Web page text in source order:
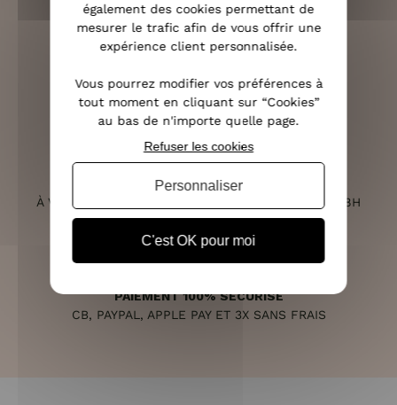
(VOIR LES CONDITIONS)
SERVICE CLIENT
À VOTRE ÉCOUTE DU LUNDI AU SAMEDI DE 10H À 18H
PAIEMENT 100% SÉCURISÉ
CB, PAYPAL, APPLE PAY ET 3X SANS FRAIS
également des cookies permettant de
mesurer le trafic afin de vous offrir une
expérience client personnalisée.
Vous pourrez modifier vos préférences à
tout moment en cliquant sur “Cookies”
au bas de n'importe quelle page.
C'est OK pour moi
Refuser les cookies
Personnaliser